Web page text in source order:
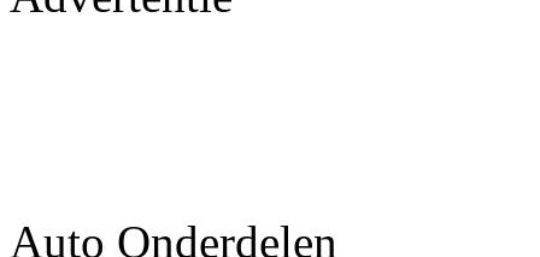
Auto Onderdelen